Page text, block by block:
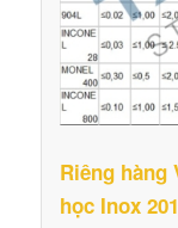
Riêng hàng
học Inox